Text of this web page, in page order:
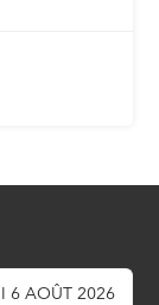
6 AOÛT 2026